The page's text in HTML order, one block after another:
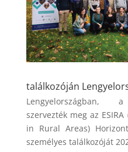
találkozóján
Lengyelországban, a
szervezték meg az
in Rural Areas)
személyes találkozóját